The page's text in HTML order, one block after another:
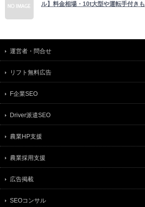
ル】料金相場・10t大型や運転手付きも
運営者・問合せ
リフト無料広告
F企業SEO
Driver派遣SEO
農業HP支援
農業採用支援
広告掲載
SEOコンサル